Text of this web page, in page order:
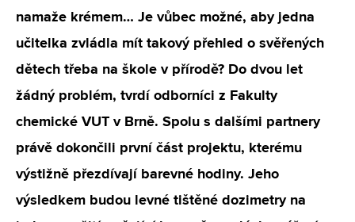
namaže krémem… Je vůbec možné, aby jedna
učitelka zvládla mít takový přehled o svěřených
dětech třeba na škole v přírodě? Do dvou let
žádný problém, tvrdí odborníci z Fakulty
chemické VUT v Brně. Spolu s dalšími partnery
právě dokončili první část projektu, kterému
výstižně přezdívají barevné hodiny. Jeho
výsledkem budou levné tištěné dozimetry na